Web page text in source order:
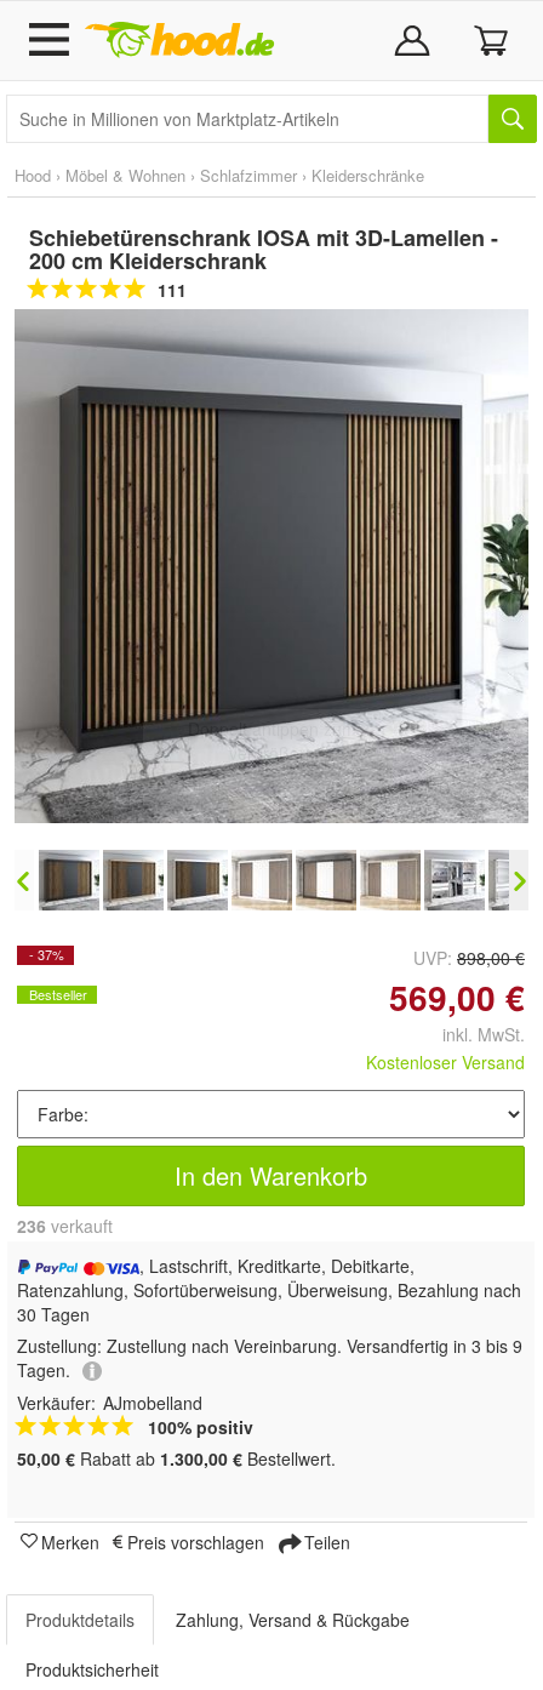
Hood › Möbel & Wohnen › Schlafzimmer › Kleiderschränke
Schiebetürenschrank IOSA mit 3D-Lamellen -
200 cm Kleiderschrank
111
Doppelt antippen zum
vergrößern
- 37% UVP: 898,00 €
Bestseller 569,00 €
inkl. MwSt.
Kostenloser Versand
In den Warenkorb
236 verkauft
, Lastschrift, Kreditkarte, Debitkarte,
Ratenzahlung, Sofortüberweisung, Überweisung, Bezahlung nach
30 Tagen
Zustellung: Zustellung nach Vereinbarung. Versandfertig in 3 bis 9
Tagen.
Verkäufer: AJmobelland
100% positiv
50,00 € Rabatt ab 1.300,00 € Bestellwert.
Merken Preis vorschlagen Teilen
Produktdetails Zahlung, Versand & Rückgabe
Produktsicherheit